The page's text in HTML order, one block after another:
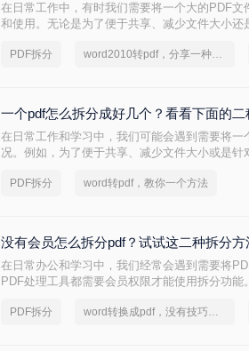
在日常工作中，有时我们需要将一个大的PDF
和使用。无论是为了便于共享、减少文件大小
分方法。
PDF拆分 word2010转pdf，分享一种简单的方法
一个pdf怎么拆分成好几个？看看下面的二
在日常工作和学习中，我们可能会遇到需要将
况。例如，为了便于共享、减少文件大小或是
法。
PDF拆分 word转pdf，教你一个方法
没有会员怎么拆分pdf？试试这二种拆分方
在日常办公和学习中，我们经常会遇到需要将
PDF处理工具都需要会员权限才能使用拆分功
PDF拆分 word转换成pdf，没有技巧，全是实力！